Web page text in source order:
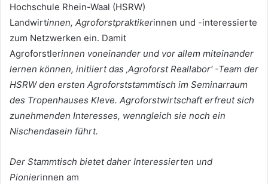
Hochschule Rhein-Waal (HSRW)
Landwirtinnen, Agroforstpraktikerinnen und -interessierte
zum Netzwerken ein. Damit
Agroforstlerinnen voneinander und vor allem miteinander
lernen können, initiiert das ‚Agroforst Reallabor‘ -Team der
HSRW den ersten Agroforststammtisch im Seminarraum
des Tropenhauses Kleve. Agroforstwirtschaft erfreut sich
zunehmenden Interesses, wenngleich sie noch ein
Nischendasein führt.
Der Stammtisch bietet daher Interessierten und
Pionierinnen am